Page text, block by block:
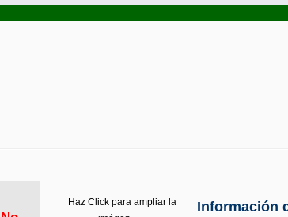
Haz Click para ampliar la
Información